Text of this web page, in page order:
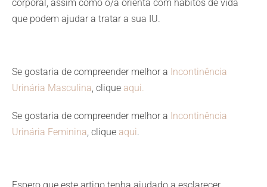
corporal, assim como o/a orienta com hábitos de vida
que podem ajudar a tratar a sua IU.
Se gostaria de compreender melhor a Incontinência
Urinária Masculina , clique aqui.
Se gostaria de compreender melhor a Incontinência
Urinária Feminina , clique aqui.
Espero que este artigo tenha ajudado a esclarecer